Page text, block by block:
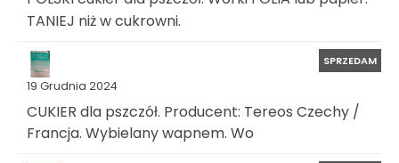
TANIEJ niż w cukrowni.
19 Grudnia 2024
SPRZEDAM
CUKIER dla pszczół. Producent: Tereos Czechy /
Francja. Wybielany wapnem. Wo